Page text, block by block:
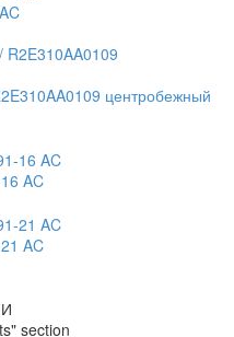
центробежный
AC
AC
section